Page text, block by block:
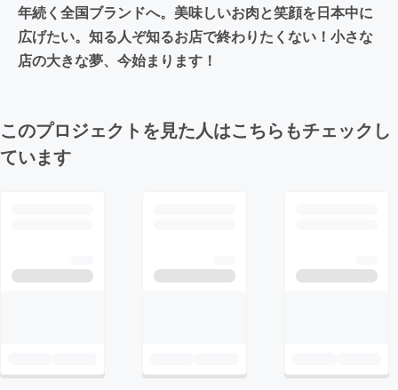
年続く全国ブランドへ。美味しいお肉と笑顔を日本中に
広げたい。知る人ぞ知るお店で終わりたくない！小さな
店の大きな夢、今始まります！
このプロジェクトを見た人はこちらもチェックし
ています